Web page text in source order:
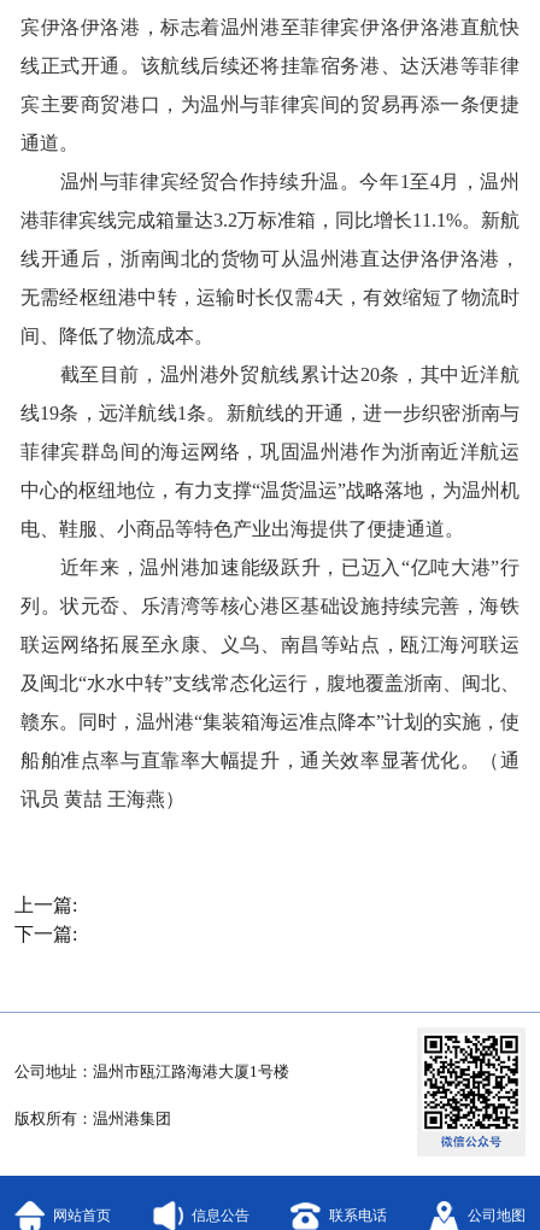
宾伊洛伊洛港，标志着温州港至菲律宾伊洛伊洛港直航快
线正式开通。该航线后续还将挂靠宿务港、达沃港等菲律
宾主要商贸港口，为温州与菲律宾间的贸易再添一条便捷
通道。
温州与菲律宾经贸合作持续升温。今年1至4月，温州
港菲律宾线完成箱量达3.2万标准箱，同比增长11.1%。新航
线开通后，浙南闽北的货物可从温州港直达伊洛伊洛港，
无需经枢纽港中转，运输时长仅需4天，有效缩短了物流时
间、降低了物流成本。
截至目前，温州港外贸航线累计达20条，其中近洋航
线19条，远洋航线1条。新航线的开通，进一步织密浙南与
菲律宾群岛间的海运网络，巩固温州港作为浙南近洋航运
中心的枢纽地位，有力支撑“温货温运”战略落地，为温州机
电、鞋服、小商品等特色产业出海提供了便捷通道。
近年来，温州港加速能级跃升，已迈入“亿吨大港”行
列。状元岙、乐清湾等核心港区基础设施持续完善，海铁
联运网络拓展至永康、义乌、南昌等站点，瓯江海河联运
及闽北“水水中转”支线常态化运行，腹地覆盖浙南、闽北、
赣东。同时，温州港“集装箱海运准点降本”计划的实施，使
船舶准点率与直靠率大幅提升，通关效率显著优化。（通
讯员 黄喆 王海燕）
上一篇:
下一篇:
公司地址：温州市瓯江路海港大厦1号楼
版权所有：温州港集团
网站首页 信息公告 联系电话 公司地图